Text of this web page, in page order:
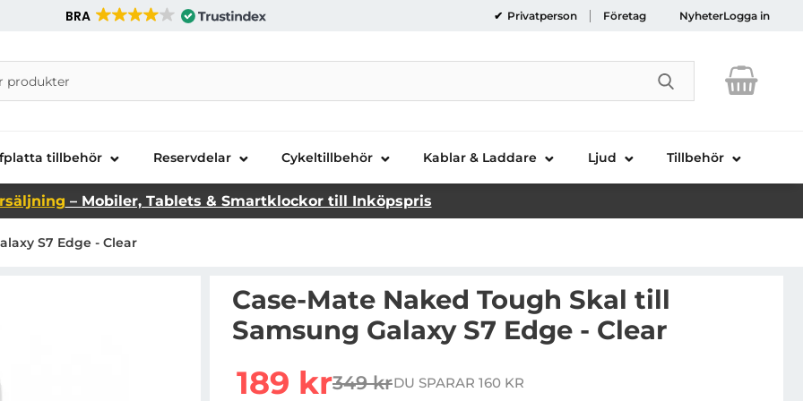
BRA Privatperson Företag NyheterLogga in
Telecom AB
Genomför
tillbehör Reservdelar Cykeltillbehör Kablar & Laddare Ljud Tillbehör
– Mobiler, Tablets & Smartklockor till Inköpspris
S7 Edge - Clear
Case-Mate Naked Tough Skal till
Samsung Galaxy S7 Edge - Clear
rea pris
189 krtidigare pris
349 krDU SPARAR 160 KR